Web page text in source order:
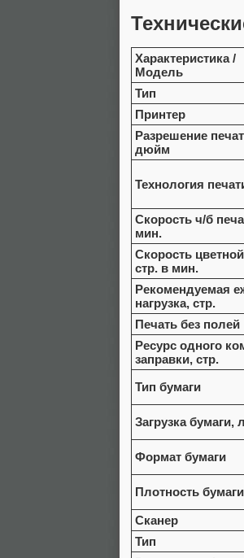
Характеристика/
Модель
Тип
Принтер
Разрешение
дюйм
Технология
Скорость ч/б
мин.
Скорость
стр. в мин.
Рекомендуемая
нагрузка, стр.
Печать без полей
Ресурс одного
заправки, стр.
Тип бумаги
Загрузка бумаги,
Формат бумаги
Плотность
Сканер
Тип